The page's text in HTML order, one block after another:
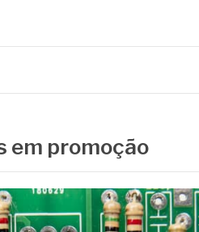
em promoção